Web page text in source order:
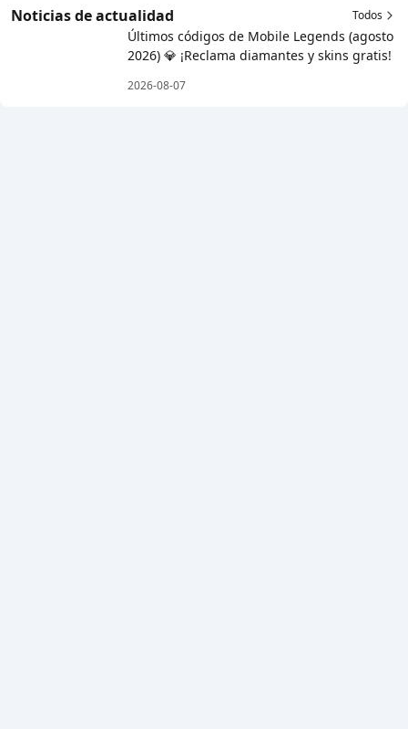
Noticias de actualidad Todos
Últimos códigos de Mobile Legends (agosto
2026) 💎 ¡Reclama diamantes y skins gratis!
2026-08-07